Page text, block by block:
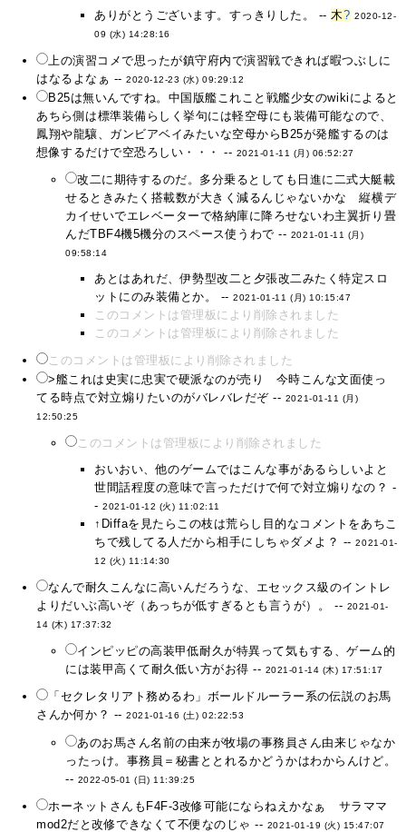
ありがとうございます。すっきりした。 -- 木? 2020-12-
09 (水) 14:28:16
上の演習コメで思ったが鎮守府内で演習戦できれば暇つぶしに
はなるよなぁ --2020-12-23 (水) 09:29:12
B25は無いんですね。中国版艦これこと戦艦少女のwikiによると
あちら側は標準装備らしく挙句には軽空母にも装備可能なので、
鳳翔や龍驤、ガンビアベイみたいな空母からB25が発艦するのは
想像するだけで空恐ろしい・・・ -- 2021-01-11 (月) 06:52:27
改二に期待するのだ。多分乗るとしても日進に二式大艇載
せるときみたく搭載数が大きく減るんじゃないかな 縦横デ
カイせいでエレベーターで格納庫に降ろせないわ主翼折り畳
んだTBF4機5機分のスペース使うわで -- 2021-01-11 (月)
09:58:14
あとはあれだ、伊勢型改二と夕張改二みたく特定スロ
ットにのみ装備とか。 --2021-01-11 (月) 10:15:47
このコメントは管理板により削除されました
このコメントは管理板により削除されました
このコメントは管理板により削除されました
>艦これは史実に忠実で硬派なのが売り 今時こんな文面使っ
てる時点で対立煽りたいのがバレバレだぞ -- 2021-01-11 (月)
12:50:25
このコメントは管理板により削除されました
おいおい、他のゲームではこんな事があるらしいよと
世間話程度の意味で言っただけで何で対立煽りなの？ -
-2021-01-12 (火) 11:02:11
↑Diffaを見たらこの枝は荒らし目的なコメントをあちこ
ちで残してる人だから相手にしちゃダメよ？ --2021-01-
12 (火) 11:14:30
なんで耐久こんなに高いんだろうな、エセックス級のイントレ
よりだいぶ高いぞ（あっちが低すぎるとも言うが）。 -- 2021-01-
14 (木) 17:37:32
インピッピの高装甲低耐久が特異って気もする、ゲーム的
には装甲高くて耐久低い方がお得 -- 2021-01-14 (木) 17:51:17
「セクレタリアト務めるわ」ボールドルーラー系の伝説のお馬
さんか何か？ --2021-01-16 (土) 02:22:53
あのお馬さん名前の由来が牧場の事務員さん由来じゃなか
ったっけ。事務員＝秘書ととれるかどうかはわからんけど。
-- 2022-05-01 (日) 11:39:25
ホーネットさんもF4F-3改修可能にならねえかなぁ サラママ
mod2だと改修できなくて不便なのじゃ -- 2021-01-19 (火) 15:47:07